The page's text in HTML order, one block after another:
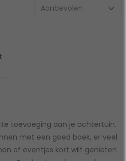
toevoeging aan je achtertuin.
met een goed boek, er veel
of eventjes kort wilt genieten